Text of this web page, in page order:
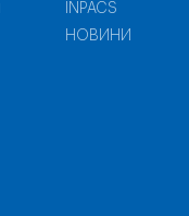
INPACS
НОВИНИ